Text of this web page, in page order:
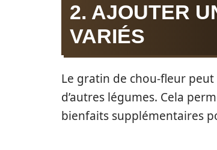
2. AJOUTER
VARIÉS
Le gratin de chou-fleur
d’autres légumes. Cela
bienfaits supplémentaires